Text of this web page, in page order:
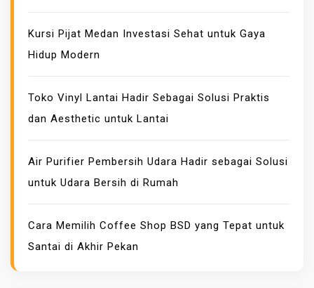
Kursi Pijat Medan Investasi Sehat untuk Gaya
Hidup Modern
Toko Vinyl Lantai Hadir Sebagai Solusi Praktis
dan Aesthetic untuk Lantai
Air Purifier Pembersih Udara Hadir sebagai Solusi
untuk Udara Bersih di Rumah
Cara Memilih Coffee Shop BSD yang Tepat untuk
Santai di Akhir Pekan